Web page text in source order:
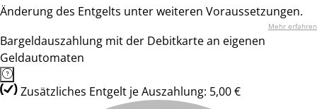
Änderung des Entgelts unter weiteren Voraussetzungen.
Mehr erfahren
Bargeldauszahlung mit der Debitkarte an eigenen
Geldautomaten
Zusätzliches Entgelt je Auszahlung: 5,00 €